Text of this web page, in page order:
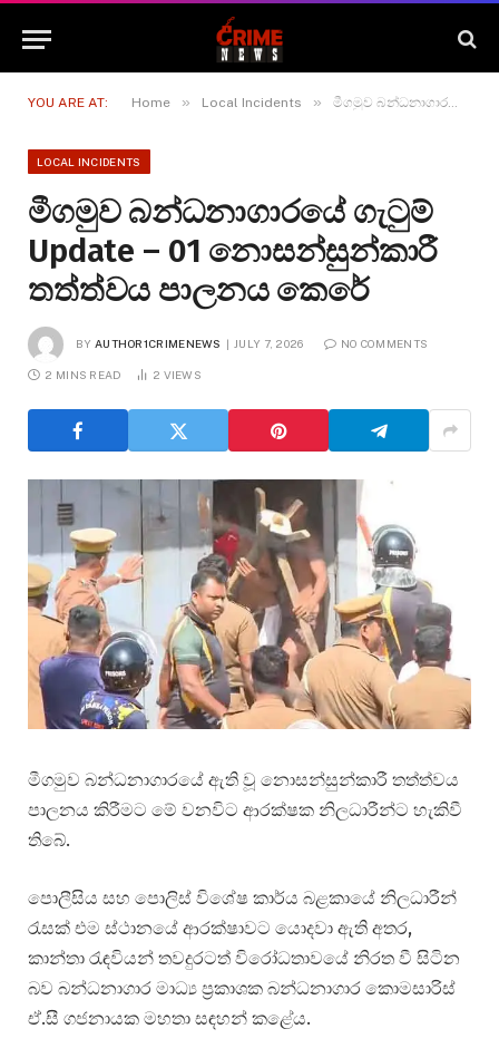
YOU ARE AT: Home » Local Incidents » මීගමුව බන්ධනාගාරයේ ගැටුම් Update – 01 නොසන්සුන්කාරී තත්ත්වය පාලනය කෙරේ
LOCAL INCIDENTS
මීගමුව බන්ධනාගාරයේ ගැටුම්
Update – 01 නොසන්සුන්කාරී
තත්ත්වය පාලනය කෙරේ
BY AUTHOR1CRIMENEWS JULY 7, 2026 NO COMMENTS
2 MINS READ 2 VIEWS
මීගමුව බන්ධනාගාරයේ ඇති වූ නොසන්සුන්කාරී තත්ත්වය
පාලනය කිරීමට මේ වනවිට ආරක්ෂක නිලධාරීන්ට හැකිවී
තිබේ.
පොලීසිය සහ පොලිස් විශේෂ කාර්ය බළකායේ නිලධාරීන්
රැසක් එම ස්ථානයේ ආරක්ෂාවට යොදවා ඇති අතර,
කාන්තා රැඳවියන් තවදුරටත් විරෝධතාවයේ නිරත වී සිටින
බව බන්ධනාගාර මාධ්‍ය ප්‍රකාශක බන්ධනාගාර කොමසාරිස්
ඒ.සී ගජනායක මහතා සඳහන් කළේය.